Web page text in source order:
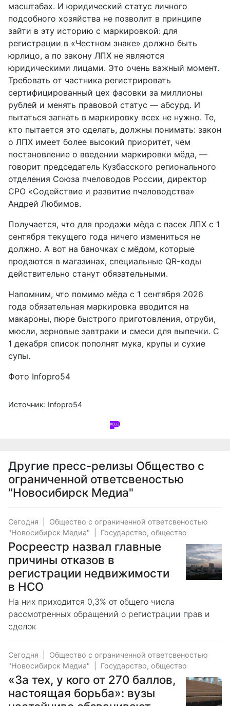
масштабах. И юридический статус личного
подсобного хозяйства не позволит в принципе
зайти в эту историю с маркировкой: для
регистрации в «Честном знаке» должно быть
юрлицо, а по закону ЛПХ не являются
юридическими лицами. Это очень важный момент.
Требовать от частника регистрировать
сертифицированный цех фасовки за миллионы
рублей и менять правовой статус — абсурд. И
пытаться загнать в маркировку всех не нужно. Те,
кто пытается это сделать, должны понимать: закон
о ЛПХ имеет более высокий приоритет, чем
постановление о введении маркировки мёда, —
говорит председатель Кузбасского регионального
отделения Союза пчеловодов России, директор
СРО «Содействие и развитие пчеловодства»
Андрей Любимов.
Получается, что для продажи мёда с пасек ЛПХ с 1
сентября текущего года ничего измениться не
должно. А вот на баночках с мёдом, которые
продаются в магазинах, специальные QR-коды
действительно станут обязательными.
Напомним, что помимо мёда с 1 сентября 2026
года обязательная маркировка вводится на
макароны, пюре быстрого приготовления, отруби,
мюсли, зерновые завтраки и смеси для выпечки. С
1 декабря список пополнят мука, крупы и сухие
супы.
Фото Infopro54
Источник: Infopro54
Другие пресс-релизы Общество с
ограниченной ответсвеностью
"Новосибирск Медиа"
Сегодня
Общество с ограниченной ответсвеностью
"Новосибирск Медиа"
Государство, общество
Росреестр назвал главные
причины отказов в
регистрации недвижимости
в НСО
На них приходится 0,3% от общего числа
рассмотренных обращений о регистрации прав и
сделок
Сегодня
Общество с ограниченной ответсвеностью
"Новосибирск Медиа"
Государство, общество
«За тех, у кого от 270 баллов,
настоящая борьба»: вузы